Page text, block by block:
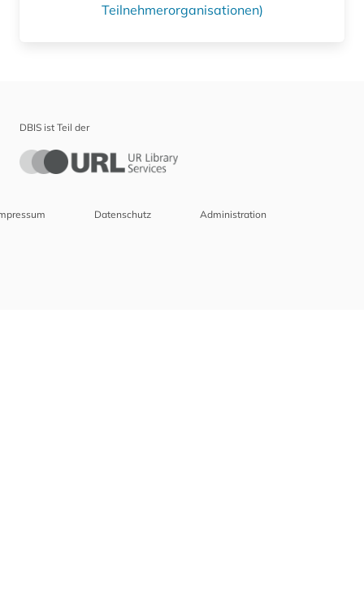
Teilnehmerorganisationen)
DBIS ist Teil der
Datenschutz Administration